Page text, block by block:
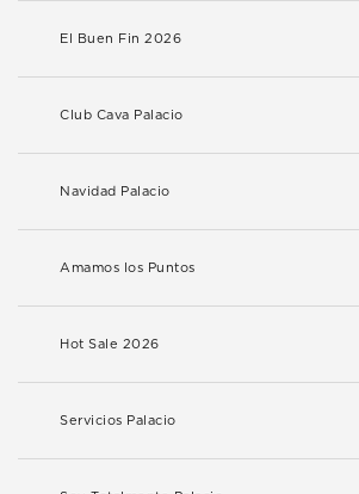
El Buen Fin 2026
Club Cava Palacio
Navidad Palacio
Amamos los Puntos
Hot Sale 2026
Servicios Palacio